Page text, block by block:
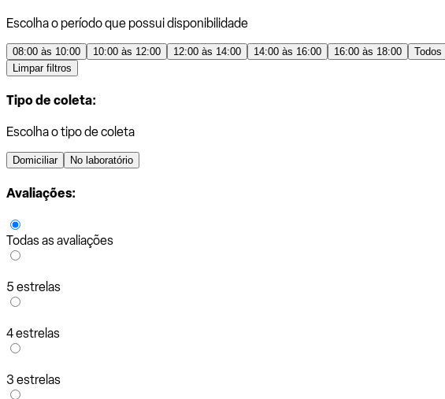
Escolha o período que possui disponibilidade
08:00 às 10:00 10:00 às 12:00 12:00 às 14:00 14:00 às 16:00 16:00 às 18:00
Todos
Limpar filtros
Tipo de coleta:
Escolha o tipo de coleta
Domiciliar No laboratório
Avaliações:
Todas as avaliações
5 estrelas
4 estrelas
3 estrelas